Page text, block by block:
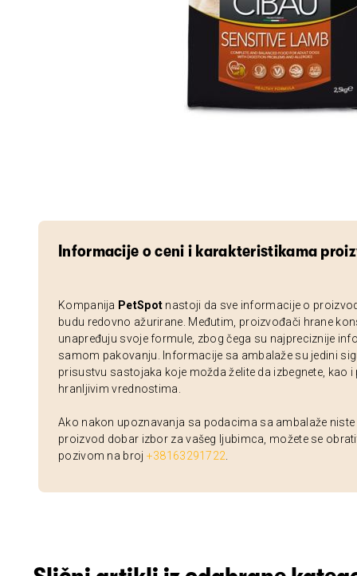
Informacije o ceni i karakteristikama
Kompanija PetSpot nastoji da sve informacije o
budu redovno ažurirane. Međutim, proizvođači hrane
unapređuju svoje formule, zbog čega su najpreciznije
samom pakovanju. Informacije sa ambalaže su jedini
prisustvu sastojaka koje možda želite da izbegnete, kao
hranljivim vrednostima.
Ako nakon upoznavanja sa podacima sa ambalaže niste
proizvod dobar izbor za vašeg ljubimca, možete se
pozivom na broj +38163291722